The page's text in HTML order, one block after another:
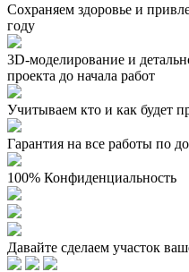
Сохраняем здоровье и
году
3D-моделирование и
проекта до начала работ
Учитываем кто и как будет
Гарантия на все работы по
100% Конфиденциальность
Давайте сделаем участок